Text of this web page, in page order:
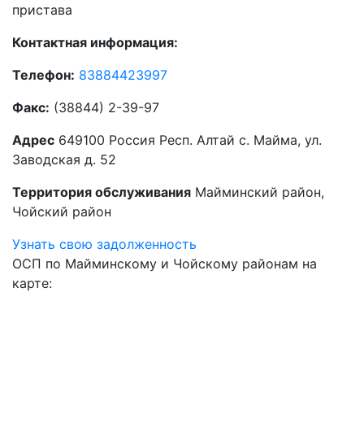
пристава
Контактная информация:
Телефон: 83884423997
Факс: (38844) 2-39-97
Адрес 649100 Россия Респ. Алтай с. Майма, ул.
Заводская д. 52
Территория обслуживания Майминский район,
Чойский район
Узнать свою задолженность
ОСП по Майминскому и Чойскому районам на
карте: